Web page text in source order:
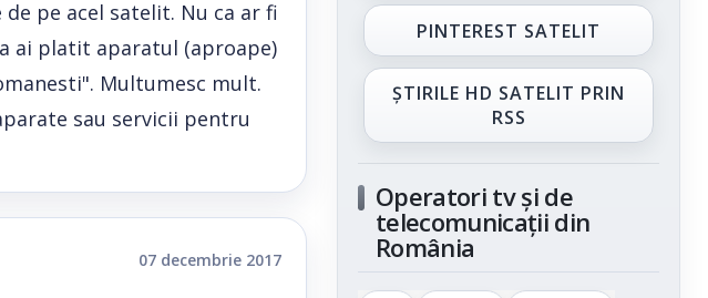
pe acel satelit. Nu ca ar fi
ai platit aparatul (aproape)
Multumesc mult.
sau servicii pentru
07 decembrie 2017
PINTEREST SATELIT
ȘTIRILE HD SATELIT PRIN
RSS
Operatori tv și de
telecomunicații din
România